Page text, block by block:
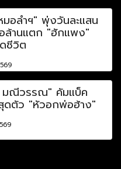
มอลำฯ" พุ่งวันละแสน
ล้านแตก "ฮักแพง"
ชีวิต
มณีวรรณ" คัมแบ็ค
ดตัว "หัวอกพ่อฮ้าง"